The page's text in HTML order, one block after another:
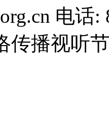
电话
传播视听